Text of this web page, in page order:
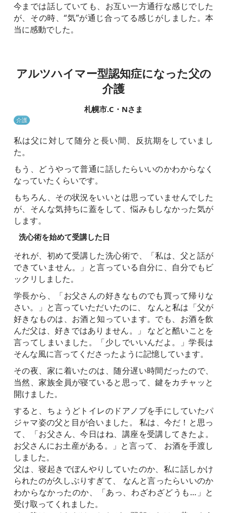
今までは話していても、お互い一方通行な感じでした
が、その時、“気”が通じ合ってる感じがしました。本
当に感動でした。
アルツハイマー型認知症になった父の
介護
札幌市.C・Nさま
介護
私は父に対して随分と長い間、反抗期をしていまし
た。
もう、どうやって普通に話したらいいのかわからなく
なっていたくらいです。
もちろん、その状況をいいとは思っていませんでした
が、そんな気持ちに蓋をして、悩みもしなかった気が
します。
洗心術を始めて受講した日
それが、初めて受講した洗心術で、「私は、父と話が
できていません。」と言っている自分に、自分でもビ
ックリしました。
学長から、「お父さんの好きなものでも買って帰りな
さい。」と言っていただいたのに、 なんと私は「父が
好きなものは、お酒と知っています。でも、お酒を飲
んだ父は、好きではありません。」 などと酷いことを
言ってしまいました。「少しでいいんだよ。」学長は
そんな風に言ってくださったように記憶しています。
その夜、家に着いたのは、随分遅い時間だったので、
当然、家族全員が寝ていると思って、鍵をカチャッと
開けました。
すると、ちょうどトイレのドアノブを手にしていたパ
ジャマ姿の父と目が合いました。 私は、今だ！と思っ
て、「お父さん、今日はね、講座を受講してきたよ。
お父さんにお土産がある。」と言って、 お酒を手渡し
しました。
父は、寝起きでぼんやりしていたのか、私に話しかけ
られたのが久しぶりすぎて、 なんと言ったらいいのか
わからなかったのか、「あっ、わざわざどうも…」と
受け取ってくれました。